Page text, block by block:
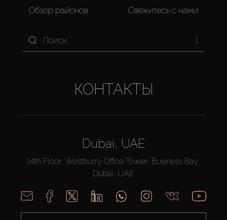
Обзор районов
Свяжитесь с нами
1
КОНТАКТЫ
Dubai, UAE
14th Floor, Westburry Office Tower, Business Bay,
Dubai, UAE